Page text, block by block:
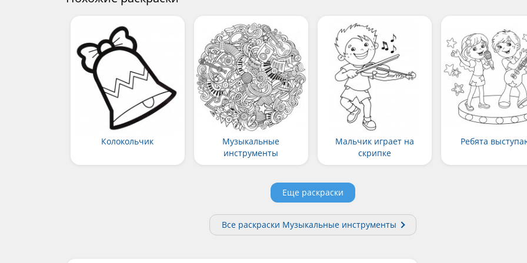
Колокольчик
Музыкальные
инструменты
Мальчик играет на
скрипке
Ребята
Еще раскраски
Все раскраски Музыкальные инструменты